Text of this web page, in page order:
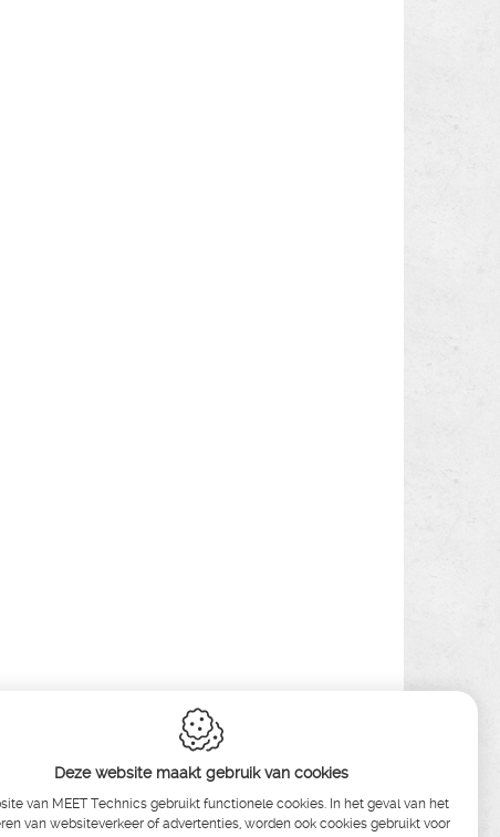
Deze website maakt gebruik van cookies
van MEET Technics gebruikt functionele cookies. In het geval van het
van websiteverkeer of advertenties, worden ook cookies gebruikt voor